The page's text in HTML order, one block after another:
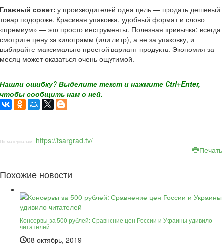
Главный совет: у производителей одна цель — продать дешевый
товар подороже. Красивая упаковка, удобный формат и слово
«премиум» — это просто инструменты. Полезная привычка: всегда
смотрите цену за килограмм (или литр), а не за упаковку, и
выбирайте максимально простой вариант продукта. Экономия за
месяц может оказаться очень ощутимой.
Нашли ошибку? Выделите текст и нажмите Ctrl+Enter,
чтобы сообщить нам о ней.
По материалам: https://tsargrad.tv/
Печать
Похожие новости
Консервы за 500 рублей: Сравнение цен России и Украины удивило
читателей
08 октябрь, 2019